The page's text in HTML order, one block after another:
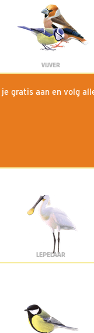
VIJVER
gratis aan en volg
LEPELAAR